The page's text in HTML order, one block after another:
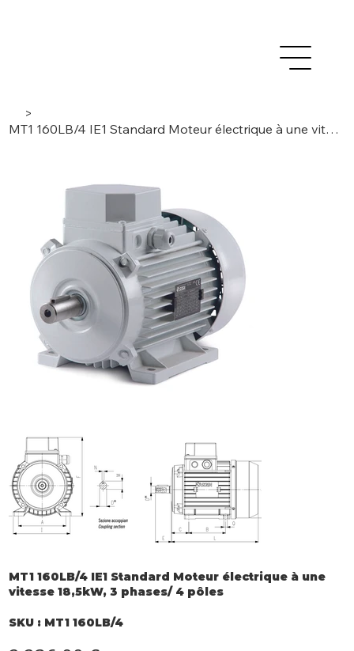
>
MT1 160LB/4 IE1 Standard Moteur électrique à une vitesse 18,5kW, 3 phases/ 4 pôles
MT1 160LB/4 IE1 Standard Moteur électrique à une
vitesse 18,5kW, 3 phases/ 4 pôles
SKU : SKU
MT1
MT1 160LB/4